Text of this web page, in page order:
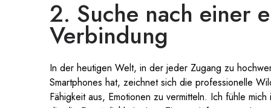
2. Suche nach einer
Verbindung
In der heutigen Welt, in der jeder Zugang zu
Smartphones hat, zeichnet sich die professionelle
Fähigkeit aus, Emotionen zu vermitteln. Ich fühle